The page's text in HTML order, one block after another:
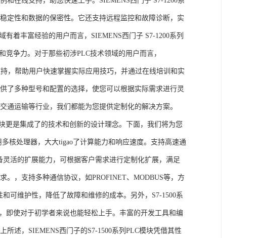
定性和数据的保密性。它还支持远程监控和故障诊断，实
着丰富经验的用户而言，SIEMENS西门子 S7-1200系列
争力。对于那些初涉PLC技术领域的用户而言，
，帮助用户快速掌握实际应用技巧，并通过在线培训和实
了多种型号和配置的选择，使您可以根据实际需求进行灵
运输等行业，我们都能为您提供定制化的解决方案。
是集成了的技术和创新的设计理念。下面，我们将为您
核处理器，大大tigao了计算能力和响应速度。支持高速通
活的扩展能力，可根据客户需求进行定制化扩展，满足
，支持多种通信协议，如PROFINET、MODBUS等，方
可维护性，降低了故障和维修的成本。另外，S7-1500系
即使对于初学者来说也能轻松上手。丰富的开发工具和编
述，SIEMENS西门子的S7-1500系列PLC模块凭借其性